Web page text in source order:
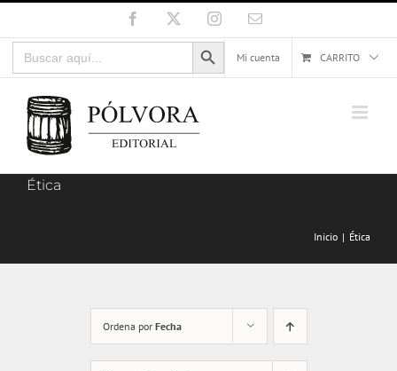
al
contenido
Facebook InstagramCorreo
Buscar:
Botón de búsqueda
Mi cuenta
CARRITO
Ética
Inicio Ética
Ordena por Fecha